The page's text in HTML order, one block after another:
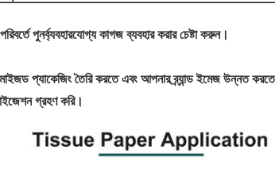
পুনর্ব্যবহারযোগ্য কাগজ ব্যবহার করার চেষ্টা করুন।
প্যাকেজিং তৈরি করতে এবং আপনার ব্র্যান্ড ইমেজ উন্নত
গ্রহণ করি।